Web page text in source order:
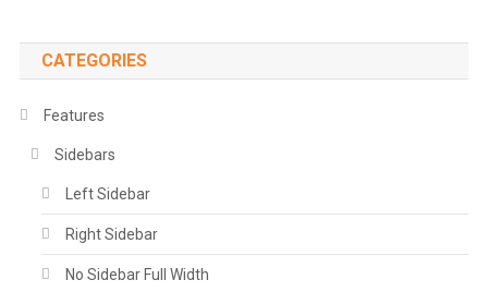
CATEGORIES
Features
Sidebars
Left Sidebar
Right Sidebar
No Sidebar Full Width